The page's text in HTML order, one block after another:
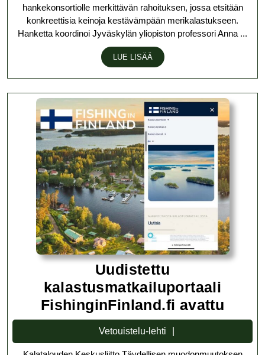
hankekonsortiolle merkittävän rahoituksen, jossa etsitään
konkreettisia keinoja kestävämpään merikalastukseen.
Hanketta koordinoi Jyväskylän yliopiston professori Anna ...
LUE LISÄÄ LUE
LISÄÄ
Uudistettu
kalastusmatkailuportaali
FishinginFinland.fi avattu
Vetouistelu-lehti
lehti